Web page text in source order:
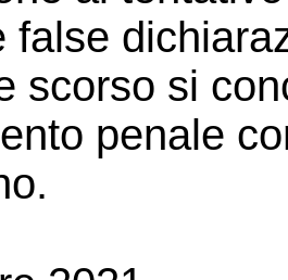
false
scorso si
penale